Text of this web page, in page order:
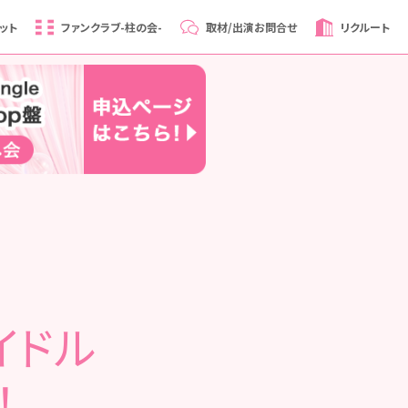
ト ファンクラブ-柱の会- 取材/出演お問合せ リクルート
ドル